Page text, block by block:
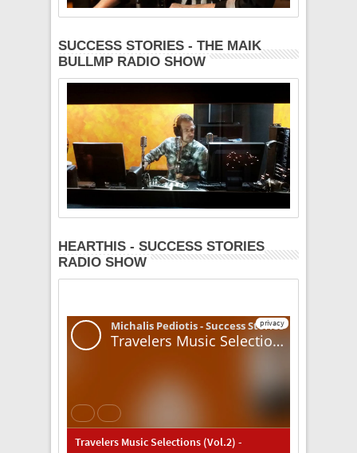
SUCCESS STORIES - THE MAIK
BULLMP RADIO SHOW
HEARTHIS - SUCCESS STORIES
RADIO SHOW